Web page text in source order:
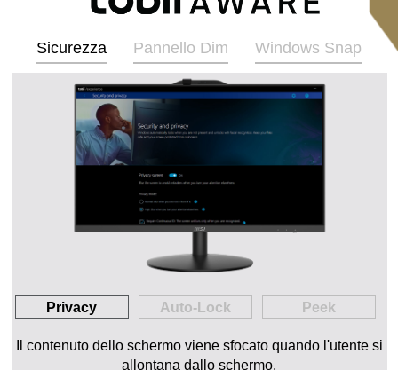
Sicurezza Pannello Dim Windows Snap
Privacy Auto-Lock Peek
Il contenuto dello schermo viene sfocato quando l'utente si
allontana dallo schermo.